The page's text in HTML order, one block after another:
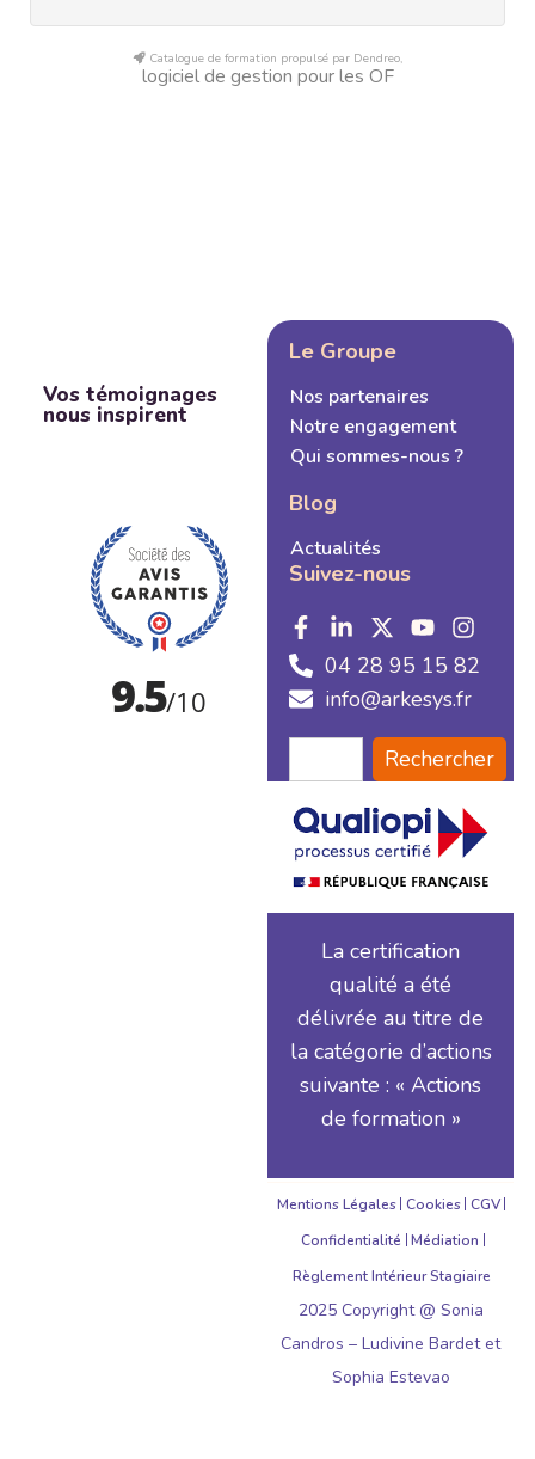
Catalogue de formation propulsé par Dendreo,
logiciel de gestion pour les OF
Vos témoignages
nous inspirent
Le Groupe
Nos partenaires
Notre engagement
Qui sommes-nous ?
Blog
Actualités
Suivez-nous
04 28 95 15 82
info@arkesys.fr
Rechercher
La certification
qualité a été
délivrée au titre de
la catégorie d’actions
suivante : « Actions
de formation »
Mentions Légales Cookies CGV
Confidentialité Médiation
Règlement Intérieur Stagiaire
2025 Copyright @ Sonia
Candros – Ludivine Bardet et
Sophia Estevao